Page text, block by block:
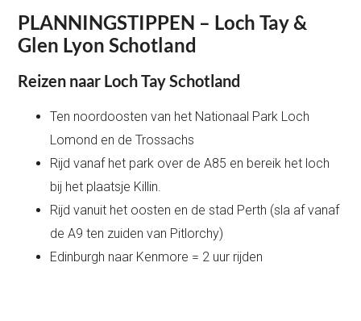
PLANNINGSTIPPEN – Loch Tay &
Glen Lyon Schotland
Reizen naar Loch Tay Schotland
Ten noordoosten van het Nationaal Park Loch
Lomond en de Trossachs
Rijd vanaf het park over de A85 en bereik het loch
bij het plaatsje Killin.
Rijd vanuit het oosten en de stad Perth (sla af vanaf
de A9 ten zuiden van Pitlorchy)
Edinburgh naar Kenmore = 2 uur rijden